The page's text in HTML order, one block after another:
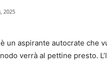
2025
un aspirante autocrate che
verrà al pettine presto.